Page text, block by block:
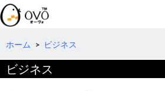
検
索
コ
テ
へ
ホーム > ビジネス
ビジネス